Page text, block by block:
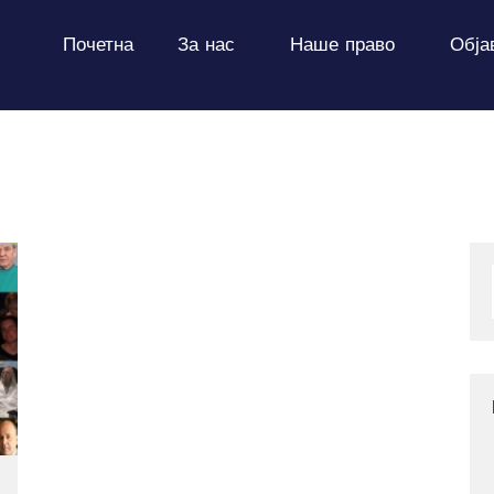
Почетна За нас Наше право